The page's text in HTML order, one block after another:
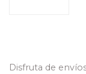
Disfruta de